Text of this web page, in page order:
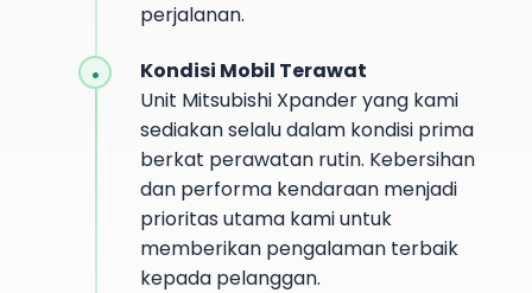
perjalanan.
Kondisi Mobil Terawat
Unit Mitsubishi Xpander yang kami
sediakan selalu dalam kondisi prima
berkat perawatan rutin. Kebersihan
dan performa kendaraan menjadi
prioritas utama kami untuk
memberikan pengalaman terbaik
kepada pelanggan.